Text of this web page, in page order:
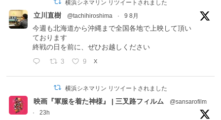
横浜シネマリン リツイートされました
立川直樹 @tachihiroshima · 9 8月
今週も北海道から沖縄まで全国各地で上映して頂い
ております
終戦の日を前に、ぜひお越しください
3 9 X
横浜シネマリン リツイートされました
映画『軍服を着た神様』 | 三叉路フィルム
@sansarofilm
·
23h